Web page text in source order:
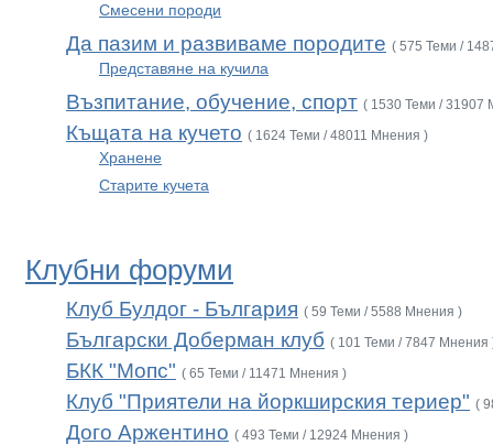
Смесени породи
Да пазим и развиваме породите ( 575 Теми /
Представяне на кучила
Възпитание, обучение, спорт ( 1530 Теми / 31907
Къщата на кучето ( 1624 Теми / 48011 Мнения )
Хранене
Старите кучета
Клубни форуми
Клуб Булдог - България ( 59 Теми / 5588 Мнения )
Български Доберман клуб ( 101 Теми / 7847 Мнения
БКК "Мопс" ( 65 Теми / 11471 Мнения )
Клуб "Приятели на йоркширския териер" (
Дого Аржентино ( 493 Теми / 12924 Мнения )